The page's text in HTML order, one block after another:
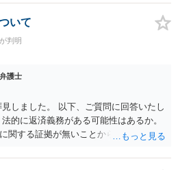
へ相談し、連絡を無視してよいかどう
とをお勧めします。しつこいようであ
てもらうことも必要になるかもしれま
いて
判明
護士
しました。 以下、ご質問に回答いたし
的に返済義務がある可能性はあるか。
関する証拠が無いことから、相手方が
後どのように対応するのが適切か。